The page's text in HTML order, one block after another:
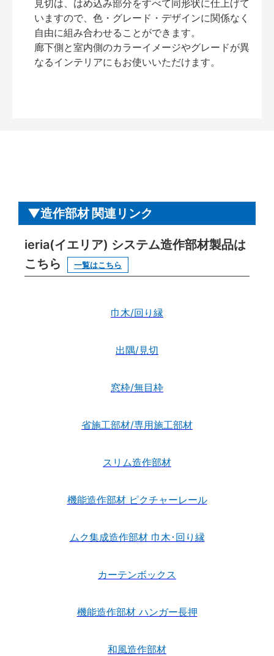
見切は、はめ込み部分をすべて同形状に仕上げて
いますので、色・グレード・デザインに関係なく
自由に組み合わせることができます。
廊下側と室内側のカラーイメージやグレードが異
なるインテリアにもお使いいただけます。
造作部材 関連リンク
ieria(イエリア) システム造作部材製品は
こちら
一覧はこちら
巾木/回り縁
出隅/見切
窓枠/無目枠
省施工部材/専用施工部材
スリム造作部材
機能造作部材 ピクチャーレール
ムク集成造作部材 巾木･回り縁
カーテンボックス
機能造作部材 ハンガー長押
和風造作部材